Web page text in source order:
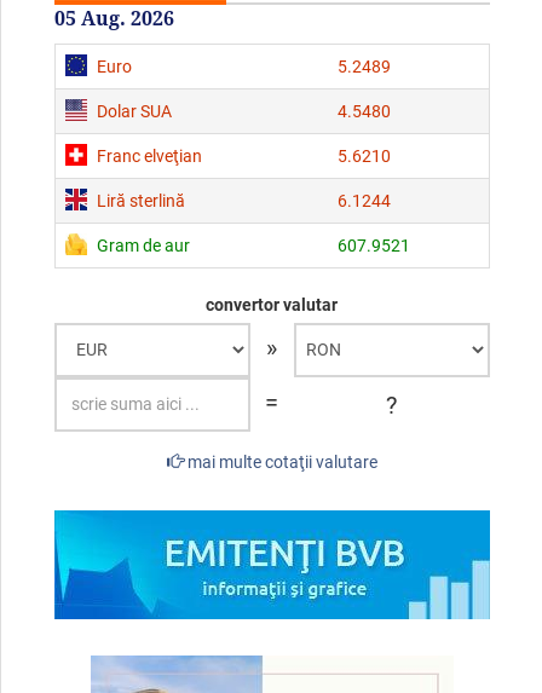
05 Aug. 2026
Euro 5.2489
Dolar SUA 4.5480
Franc elveţian 5.6210
Liră sterlină 6.1244
Gram de aur 607.9521
convertor valutar
»
=
?
mai multe cotaţii valutare